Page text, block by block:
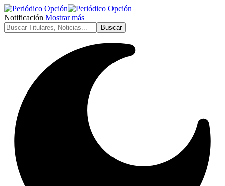
Notificación Mostrar más